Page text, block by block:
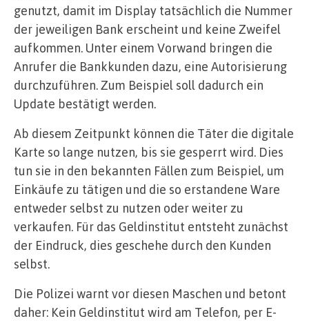
genutzt, damit im Display tatsächlich die Nummer
der jeweiligen Bank erscheint und keine Zweifel
aufkommen. Unter einem Vorwand bringen die
Anrufer die Bankkunden dazu, eine Autorisierung
durchzuführen. Zum Beispiel soll dadurch ein
Update bestätigt werden.
Ab diesem Zeitpunkt können die Täter die digitale
Karte so lange nutzen, bis sie gesperrt wird. Dies
tun sie in den bekannten Fällen zum Beispiel, um
Einkäufe zu tätigen und die so erstandene Ware
entweder selbst zu nutzen oder weiter zu
verkaufen. Für das Geldinstitut entsteht zunächst
der Eindruck, dies geschehe durch den Kunden
selbst.
Die Polizei warnt vor diesen Maschen und betont
daher: Kein Geldinstitut wird am Telefon, per E-